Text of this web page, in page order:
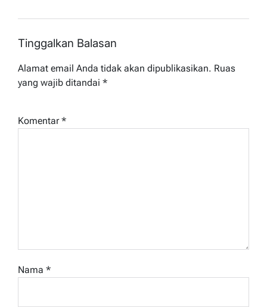
Tinggalkan Balasan
Alamat email Anda tidak akan dipublikasikan. Ruas
yang wajib ditandai *
Komentar*
Nama *